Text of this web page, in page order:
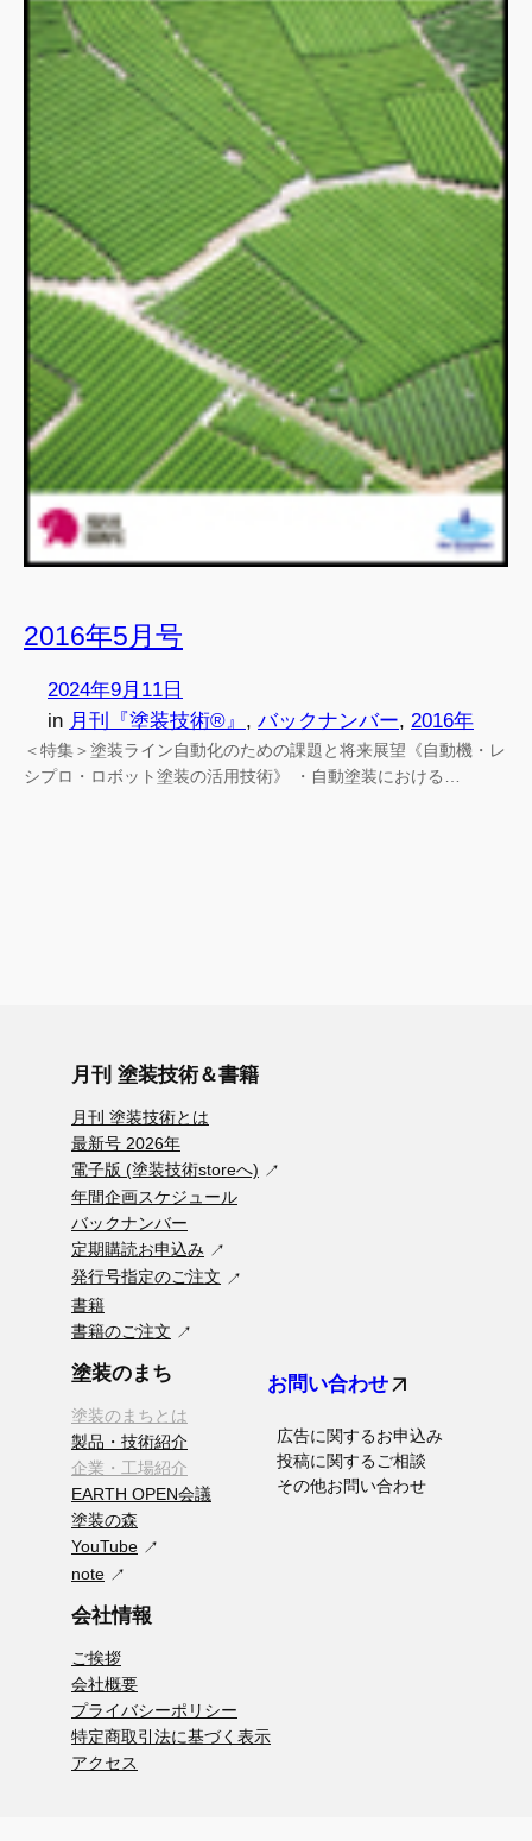
2016年5月号
2024年9月11日
in 月刊『塗装技術®』 , バックナンバー, 2016年
＜特集＞塗装ライン自動化のための課題と将来展望《自動機・レ
シプロ・ロボット塗装の活用技術》 ・自動塗装における…
月刊 塗装技術＆書籍
月刊 塗装技術とは
最新号 2026年
電子版 (塗装技術storeへ)
年間企画スケジュール
バックナンバー
定期購読お申込み
発行号指定のご注文
書籍
書籍のご注文
塗装のまち
塗装のまちとは
製品・技術紹介
企業・工場紹介
EARTH OPEN会議
塗装の森
YouTube
note
お問い合わせarrow_outward
広告に関するお申込み
投稿に関するご相談
その他お問い合わせ
会社情報
ご挨拶
会社概要
プライバシーポリシー
特定商取引法に基づく表示
アクセス